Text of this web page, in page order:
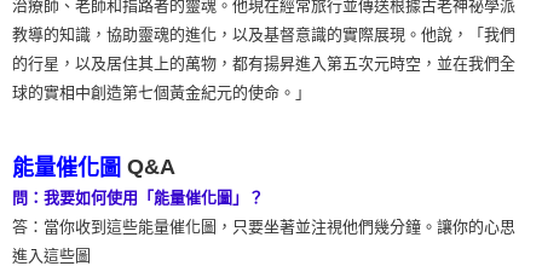
治療師、老師和指路者的靈魂。他現在經常旅行並傳送根據古老神祕學派
教導的知識，協助靈魂的進化，以及基督意識的實際展現。他說，「我們
的行星，以及居住其上的萬物，都有揚昇進入第五次元時空，並在我們全
球的實相中創造第七個黃金紀元的使命。」
能量催化圖 Q&A
問：我要如何使用「能量催化圖」？
答：當你收到這些能量催化圖，只要坐著並注視他們幾分鐘。讓你的心思
進入這些圖